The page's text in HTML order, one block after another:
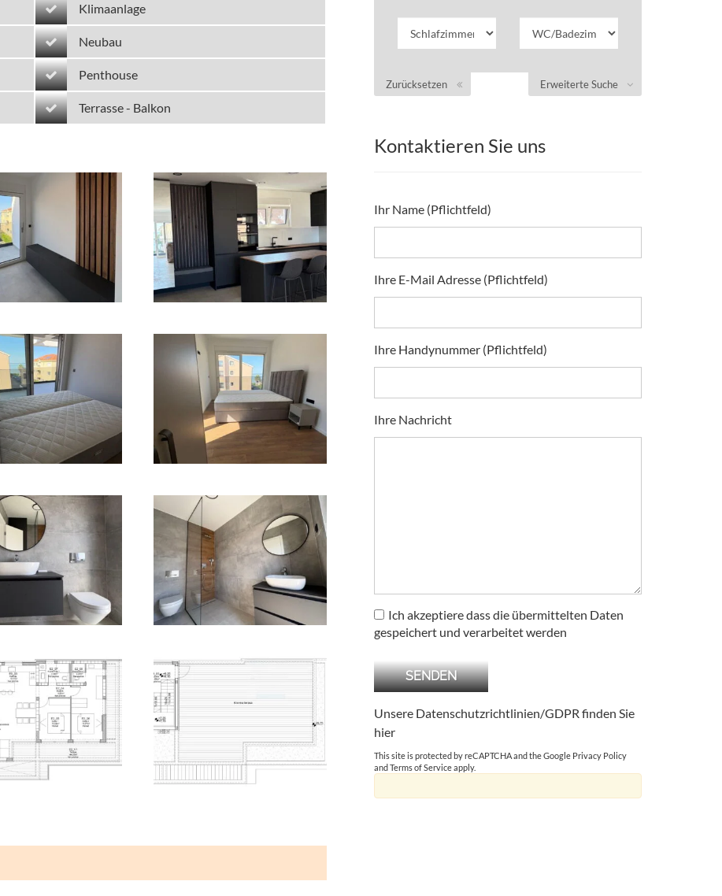
Klimaanlage
Neubau
Penthouse
Terrasse - Balkon
Erweiterte Suche
Zurücksetzen
Kontaktieren Sie uns
Ihr Name (Pflichtfeld)
Ihre E-Mail Adresse (Pflichtfeld)
Ihre Handynummer (Pflichtfeld)
Ihre Nachricht
Ich akzeptiere dass die übermittelten Daten
gespeichert und verarbeitet werden
Unsere Datenschutzrichtlinien/GDPR finden Sie
hier
This site is protected by reCAPTCHA and the Google Privacy Policy
andTerms of Serviceapply.